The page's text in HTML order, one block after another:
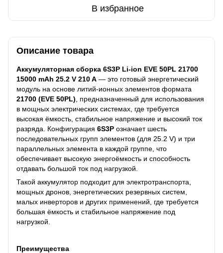
В избранное
Описание товара
Аккумуляторная сборка 6S3P Li-ion EVE 50PL 21700
15000 mAh 25.2 V 210 A — это готовый энергетический
модуль на основе литий-ионных элементов формата
21700 (EVE 50PL) , предназначенный для использования
в мощных электрических системах, где требуется
высокая ёмкость, стабильное напряжение и высокий ток
разряда. Конфигурация 6S3P означает шесть
последовательных групп элементов (для 25.2 V) и три
параллельных элемента в каждой группе, что
обеспечивает высокую энергоёмкость и способность
отдавать большой ток под нагрузкой.
Такой аккумулятор подходит для электротранспорта,
мощных дронов, энергетических резервных систем,
малых инверторов и других применений, где требуется
большая ёмкость и стабильное напряжение под
нагрузкой.
Преимущества